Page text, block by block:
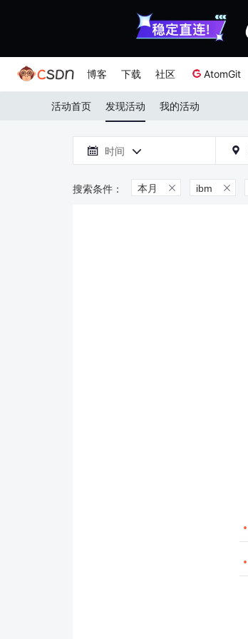
博客 下载 社区 AtomGit
活动首页 发现活动 我的活动
 时间  
本月  ibm 

